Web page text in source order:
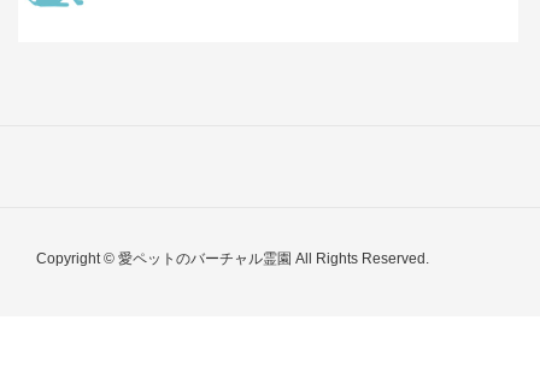
Copyright © 愛ペットのバーチャル霊園 All Rights Reserved.